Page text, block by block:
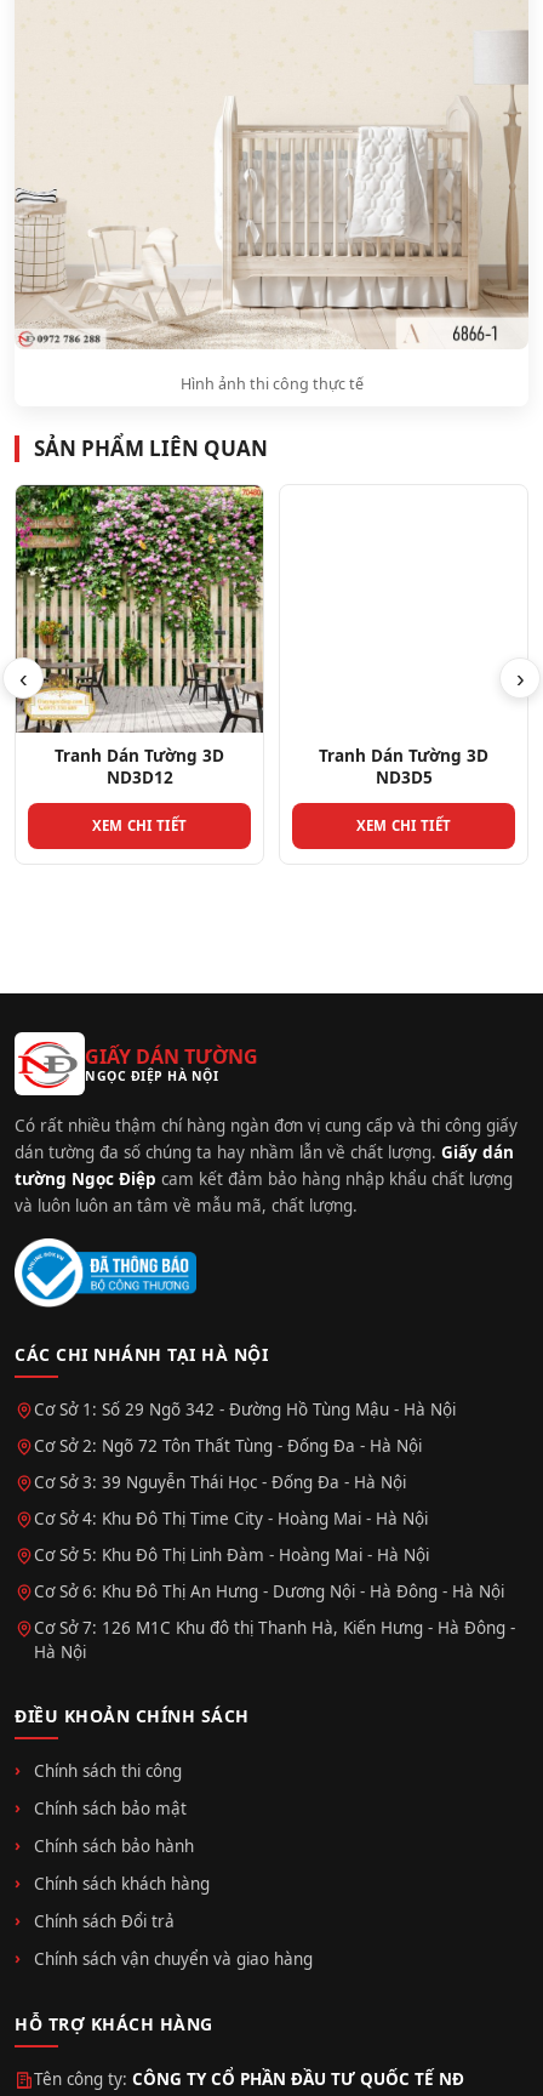
Hình ảnh thi công thực tế
SẢN PHẨM LIÊN QUAN
‹
Tranh Dán Tường 3D
ND3D12
XEM CHI TIẾT
Tranh Dán Tường 3D
ND3D5
XEM CHI TIẾT
›
GIẤY DÁN TƯỜNG
NGỌC ĐIỆP HÀ NỘI
Có rất nhiều thậm chí hàng ngàn đơn vị cung cấp và thi công giấy
dán tường đa số chúng ta hay nhầm lẫn về chất lượng. Giấy dán
tường Ngọc Điệp cam kết đảm bảo hàng nhập khẩu chất lượng
và luôn luôn an tâm về mẫu mã, chất lượng.
CÁC CHI NHÁNH TẠI HÀ NỘI
Cơ Sở 1: Số 29 Ngõ 342 - Đường Hồ Tùng Mậu - Hà Nội
Cơ Sở 2: Ngõ 72 Tôn Thất Tùng - Đống Đa - Hà Nội
Cơ Sở 3: 39 Nguyễn Thái Học - Đống Đa - Hà Nội
Cơ Sở 4: Khu Đô Thị Time City - Hoàng Mai - Hà Nội
Cơ Sở 5: Khu Đô Thị Linh Đàm - Hoàng Mai - Hà Nội
Cơ Sở 6: Khu Đô Thị An Hưng - Dương Nội - Hà Đông - Hà Nội
Cơ Sở 7: 126 M1C Khu đô thị Thanh Hà, Kiến Hưng - Hà Đông -
Hà Nội
ĐIỀU KHOẢN CHÍNH SÁCH
Chính sách thi công
Chính sách bảo mật
Chính sách bảo hành
Chính sách khách hàng
Chính sách Đổi trả
Chính sách vận chuyển và giao hàng
HỖ TRỢ KHÁCH HÀNG
Tên công ty: CÔNG TY CỔ PHẦN ĐẦU TƯ QUỐC TẾ NĐ